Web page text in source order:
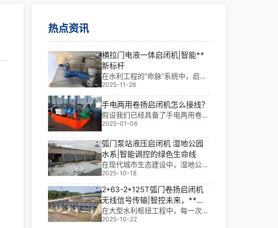
热点资讯
横拉门电液一体启闭机|智能**
新标杆
在水利工程的“命脉”系统中，启闭
机是控制水流开合的关键设备。我
参与过多个大型水利项目，*深的
感受是：横拉门电液一体启闭机不
仅提升了运行效率，更让运维变得
“聪明”起来。它集液压驱动与电气
2025-11-28
手电两用卷扬启闭机怎么接线？
假设我们已经具备了手电两用卷扬
启闭机的接线图，首先应识别各个
等。一、手电两用卷扬启闭机接线
步骤1、电源接线：根据卷扬机的
电压要求，将电源线连接到控制箱
的相应端子上。注意，电源线应符
合**标准，使用带有地线的三相电
源线。2、电机接线：将电机的接
线端子与控制箱的输出端子相连。
2025-01-06
弧门泵站液压启闭机 湿地公园
水系|智能调控的绿色生命线
在现代城市生态建设中，湿地公园
水系不仅是景观亮点，更是调蓄雨
水、涵养水源的重要系统。而支撑
这一切运行的核心——弧门泵站液
压启闭机，正以**、可靠、低维护
的特点，成为智慧水利与生态水网
融合的关键节点。它
2025-10-18
2*63-2*125T弧门卷扬启闭机
无线信号传输|智控未来，**启
闭每一秒
在大型水利枢纽工程中，每一次闸
门的开合都牵动着整个系统的运行
2025-10-22